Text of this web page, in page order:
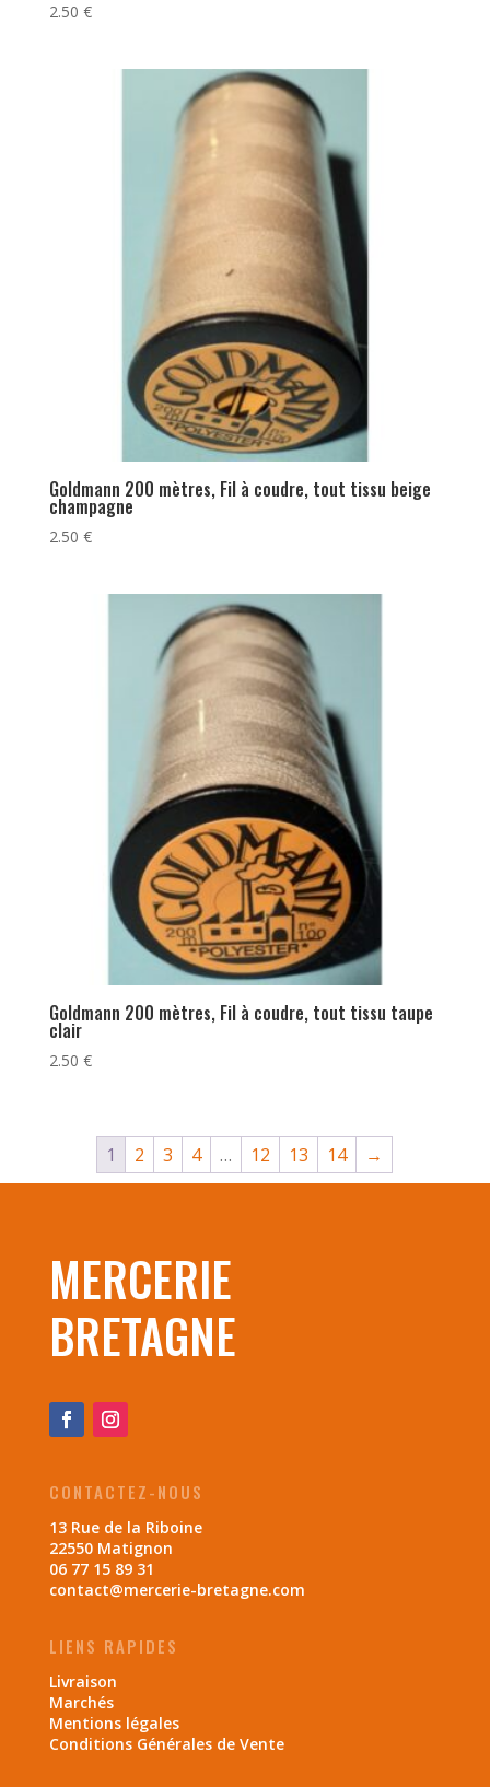
2.50 €
Goldmann 200 mètres, Fil à coudre, tout tissu beige
champagne
2.50 €
Goldmann 200 mètres, Fil à coudre, tout tissu taupe
clair
2.50 €
1 2 3 4 … 12 13 14 →
MERCERIE
BRETAGNE
CONTACTEZ-NOUS
13 Rue de la Riboine
22550 Matignon
06 77 15 89 31
contact@mercerie-bretagne.com
LIENS RAPIDES
Livraison
Marchés
Mentions légales
Conditions Générales de Vente